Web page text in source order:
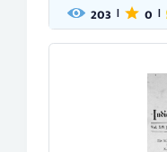
203 | 0 |